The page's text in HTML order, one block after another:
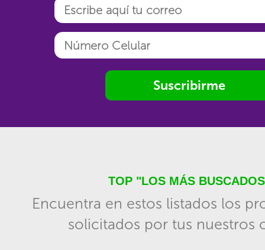
Suscribirme
TOP "LOS MÁS
Encuentra en estos listados los
solicitados por tus nuestros